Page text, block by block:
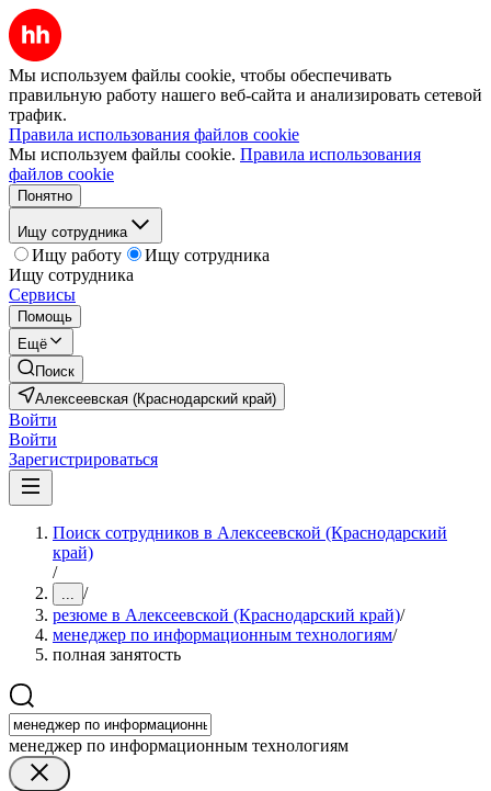
Мы используем файлы cookie, чтобы обеспечивать
правильную работу нашего веб-сайта и анализировать сетевой
трафик.
Правила использования файлов cookie
Мы используем файлы cookie. Правила использования
файлов cookie
Понятно
Ищу сотрудника
Ищу работу
Ищу сотрудника
Ищу сотрудника
Сервисы
Помощь
Ещё
Поиск
Алексеевская (Краснодарский край)
Войти
Войти
Зарегистрироваться
Поиск сотрудников в Алексеевской (Краснодарский
край)
/
... /
резюме в Алексеевской (Краснодарский край)/
менеджер по информационным технологиям/
полная занятость
менеджер по информационным технологиям